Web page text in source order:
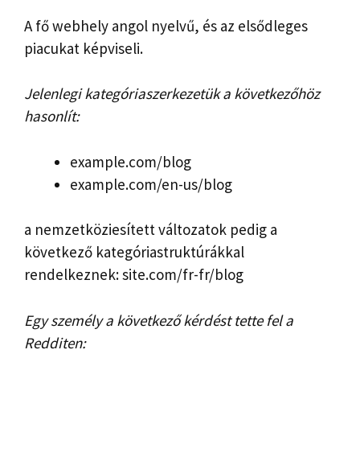
A fő webhely angol nyelvű, és az elsődleges
piacukat képviseli.
Jelenlegi kategóriaszerkezetük a következőhöz
hasonlít:
example.com/blog
example.com/en-us/blog
a nemzetköziesített változatok pedig a
következő kategóriastruktúrákkal
rendelkeznek: site.com/fr-fr/blog
Egy személy a következő kérdést tette fel a
Redditen: